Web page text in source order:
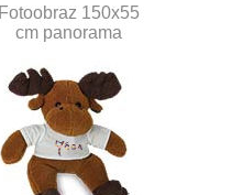
Fotoobraz 150x55
cm panorama